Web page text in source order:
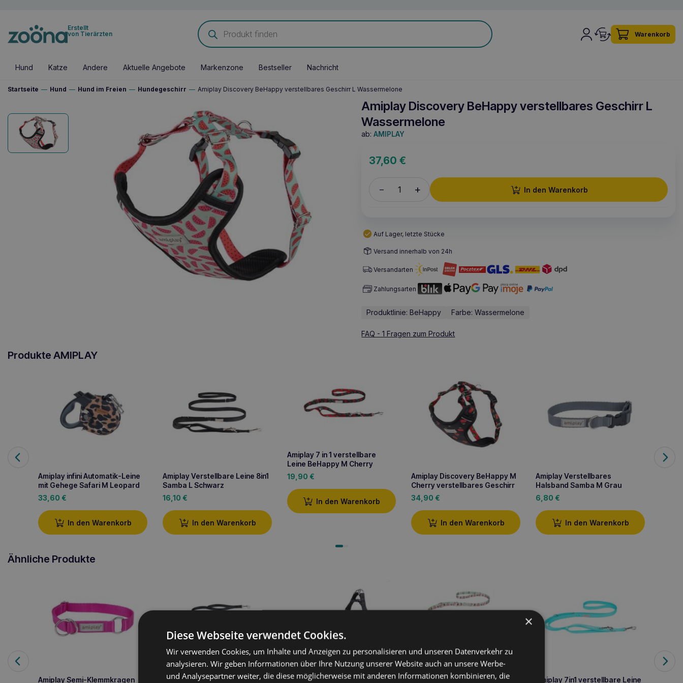
Erstellt
von Tierärzten
Products
search
Warenkorb
Hund Katze Andere Aktuelle Angebote Markenzone Bestseller Nachricht
Startseite — Hund — Hund im Freien — Hundegeschirr — Amiplay Discovery BeHappy verstellbares Geschirr L Wassermelone
Amiplay Discovery BeHappy verstellbares Geschirr L
Wassermelone
ab: AMIPLAY
37,60€
– + In den Warenkorb
Auf Lager, letzte Stücke
Versand innerhalb von 24h
Versandarten
Zahlungsarten
Produktlinie: BeHappy Farbe: Wassermelone
FAQ - 1 Fragen zum Produkt
Produkte AMIPLAY
Amiplay infini Automatik-Leine
mit Gehege Safari M Leopard
33,60 €
In den Warenkorb
Amiplay Verstellbare Leine 8in1
Samba L Schwarz
16,10 €
In den Warenkorb
Amiplay 7 in 1 verstellbare
Leine BeHappy M Cherry
19,90 €
In den Warenkorb
Amiplay Discovery BeHappy M
Cherry verstellbares Geschirr
34,90 €
In den Warenkorb
Amiplay Verstellbares
Halsband Samba M Grau
6,80 €
In den Warenkorb
Ähnliche Produkte
Amiplay Semi-Klemmkragen
Amiplay Samba XL Leine
Amiplay EASY GO Samba L
Amiplay 7in1 verstellbare Leine
BeHappy XL Flamingo
22,90€
Amiplay 7in1 verstellbare Leine
Leine
×
Diese Webseite verwendet Cookies.
Wir verwenden Cookies, um Inhalte und Anzeigen zu personalisieren und unseren Datenverkehr zu
analysieren. Wir geben Informationen über Ihre Nutzung unserer Website auch an unsere Werbe-
und Analysepartner weiter, die diese möglicherweise mit anderen Informationen kombinieren, die